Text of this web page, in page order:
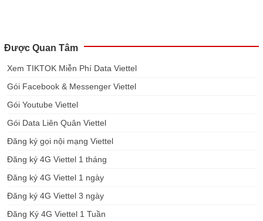
Được Quan Tâm
Xem TIKTOK Miễn Phí Data Viettel
Gói Facebook & Messenger Viettel
Gói Youtube Viettel
Gói Data Liên Quân Viettel
Đăng ký gọi nội mạng Viettel
Đăng ký 4G Viettel 1 tháng
Đăng ký 4G Viettel 1 ngày
Đăng ký 4G Viettel 3 ngày
Đăng Ký 4G Viettel 1 Tuần